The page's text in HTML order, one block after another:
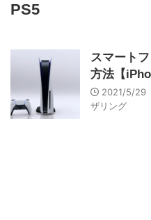
PS5
スマート
方法【
2021/5/29
ザリング